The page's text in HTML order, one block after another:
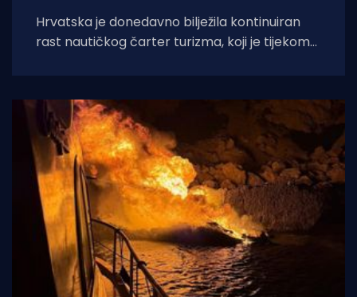
Hrvatska je donedavno bilježila kontinuiran
rast nautičkog čarter turizma, koji je tijekom